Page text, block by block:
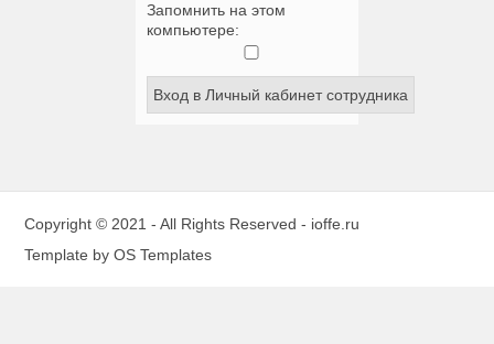
Запомнить на этом
компьютере:
Copyright © 2021 - All Rights Reserved - ioffe.ru
Template byOS Templates